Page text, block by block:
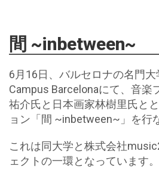
間 ~inbetween~
6月16日、バルセロナの名門大
Campus Barcelonaにて、音楽
祐介氏と日本画家林樹里氏と
ョン「間 ~inbetween~」を行
これは同大学と株式会社
ェクトの一環となっています。